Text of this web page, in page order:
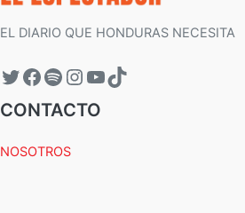
EL DIARIO QUE HONDURAS NECESITA
CONTACTO
NOSOTROS